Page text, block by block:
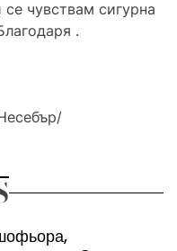
чувствам сигурна
.